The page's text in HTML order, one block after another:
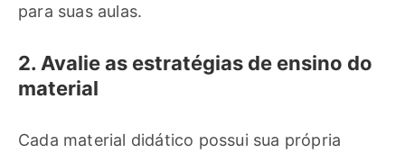
para suas aulas.
2. Avalie as estratégias de ensino do
material
Cada material didático possui sua própria